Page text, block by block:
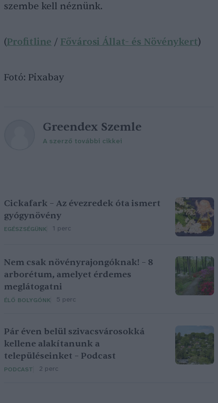
szembe kell néznünk.
(Profitline / Fővárosi Állat- és Növénykert)
Fotó: Pixabay
Greendex Szemle
A szerző további cikkei
Cickafark – Az évezredek óta ismert
gyógynövény
EGÉSZSÉGÜNK 1 perc
Nem csak növényrajongóknak! – 8
arborétum, amelyet érdemes
meglátogatni
ÉLŐ BOLYGÓNK 5 perc
Pár éven belül szivacsvárosokká
kellene alakítanunk a
településeinket – Podcast
PODCAST 2 perc